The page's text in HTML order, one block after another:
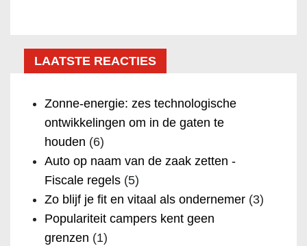
LAATSTE REACTIES
Zonne-energie: zes technologische
ontwikkelingen om in de gaten te
houden (6)
Auto op naam van de zaak zetten -
Fiscale regels (5)
Zo blijf je fit en vitaal als ondernemer (3)
Populariteit campers kent geen
grenzen (1)